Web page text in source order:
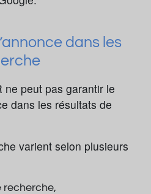
dans les
ne peut pas garantir le
dans les résultats de
varient selon plusieurs
recherche,